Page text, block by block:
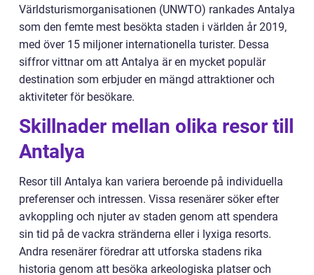
Världsturismorganisationen (UNWTO) rankades Antalya
som den femte mest besökta staden i världen år 2019,
med över 15 miljoner internationella turister. Dessa
siffror vittnar om att Antalya är en mycket populär
destination som erbjuder en mängd attraktioner och
aktiviteter för besökare.
Skillnader mellan olika resor till
Antalya
Resor till Antalya kan variera beroende på individuella
preferenser och intressen. Vissa resenärer söker efter
avkoppling och njuter av staden genom att spendera
sin tid på de vackra stränderna eller i lyxiga resorts.
Andra resenärer föredrar att utforska stadens rika
historia genom att besöka arkeologiska platser och